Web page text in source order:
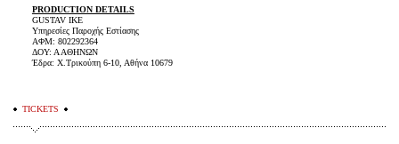
PRODUCTION DETAILS
GUSTAV IKE
Υπηρεσίες Παροχής Εστίασης
AΦΜ: 802292364
ΔΟΥ: Α ΑΘΗΝΩΝ
Έδρα: Χ.Τρικούπη 6-10, Αθήνα 10679
TICKETS